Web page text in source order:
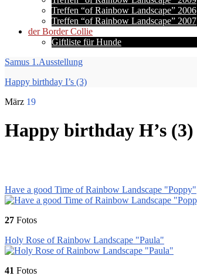
Treffen “of Rainbow Landscape” 2006
Treffen “of Rainbow Landscape” 2007
der Border Collie
Giftliste für Hunde
Samus 1.Ausstellung
Happy birthday I’s (3)
März 19
Happy birthday H’s (3)
Have a good Time of Rainbow Landscape "Poppy"
27 Fotos
Holy Rose of Rainbow Landscape "Paula"
41 Fotos